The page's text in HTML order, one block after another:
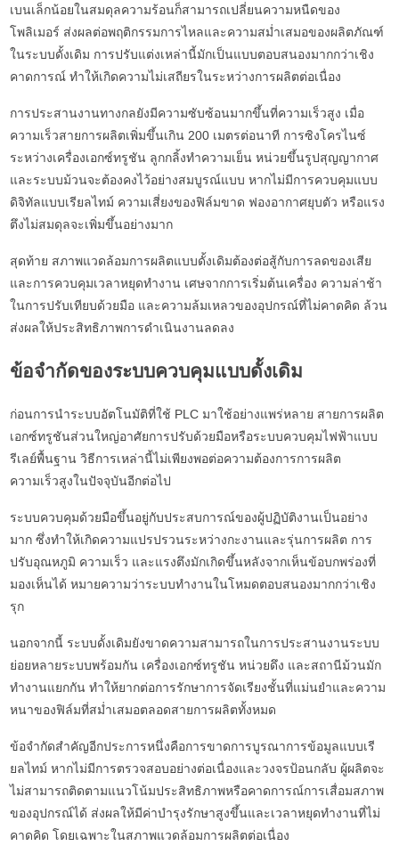
เบนเล็กน้อยในสมดุลความร้อนก็สามารถเปลี่ยนความหนืดของ
โพลิเมอร์ ส่งผลต่อพฤติกรรมการไหลและความสม่ำเสมอของผลิตภัณฑ์
ในระบบดั้งเดิม การปรับแต่งเหล่านี้มักเป็นแบบตอบสนองมากกว่าเชิง
คาดการณ์ ทำให้เกิดความไม่เสถียรในระหว่างการผลิตต่อเนื่อง
การประสานงานทางกลยังมีความซับซ้อนมากขึ้นที่ความเร็วสูง เมื่อ
ความเร็วสายการผลิตเพิ่มขึ้นเกิน 200 เมตรต่อนาที การซิงโครไนซ์
ระหว่างเครื่องเอกซ์ทรูชัน ลูกกลิ้งทำความเย็น หน่วยขึ้นรูปสุญญากาศ
และระบบม้วนจะต้องคงไว้อย่างสมบูรณ์แบบ หากไม่มีการควบคุมแบบ
ดิจิทัลแบบเรียลไทม์ ความเสี่ยงของฟิล์มขาด ฟองอากาศยุบตัว หรือแรง
ตึงไม่สมดุลจะเพิ่มขึ้นอย่างมาก
สุดท้าย สภาพแวดล้อมการผลิตแบบดั้งเดิมต้องต่อสู้กับการลดของเสีย
และการควบคุมเวลาหยุดทำงาน เศษจากการเริ่มต้นเครื่อง ความล่าช้า
ในการปรับเทียบด้วยมือ และความล้มเหลวของอุปกรณ์ที่ไม่คาดคิด ล้วน
ส่งผลให้ประสิทธิภาพการดำเนินงานลดลง
ข้อจำกัดของระบบควบคุมแบบดั้งเดิม
ก่อนการนำระบบอัตโนมัติที่ใช้ PLC มาใช้อย่างแพร่หลาย สายการผลิต
เอกซ์ทรูชันส่วนใหญ่อาศัยการปรับด้วยมือหรือระบบควบคุมไฟฟ้าแบบ
รีเลย์พื้นฐาน วิธีการเหล่านี้ไม่เพียงพอต่อความต้องการการผลิต
ความเร็วสูงในปัจจุบันอีกต่อไป
ระบบควบคุมด้วยมือขึ้นอยู่กับประสบการณ์ของผู้ปฏิบัติงานเป็นอย่าง
มาก ซึ่งทำให้เกิดความแปรปรวนระหว่างกะงานและรุ่นการผลิต การ
ปรับอุณหภูมิ ความเร็ว และแรงตึงมักเกิดขึ้นหลังจากเห็นข้อบกพร่องที่
มองเห็นได้ หมายความว่าระบบทำงานในโหมดตอบสนองมากกว่าเชิง
รุก
นอกจากนี้ ระบบดั้งเดิมยังขาดความสามารถในการประสานงานระบบ
ย่อยหลายระบบพร้อมกัน เครื่องเอกซ์ทรูชัน หน่วยดึง และสถานีม้วนมัก
ทำงานแยกกัน ทำให้ยากต่อการรักษาการจัดเรียงชั้นที่แม่นยำและความ
หนาของฟิล์มที่สม่ำเสมอตลอดสายการผลิตทั้งหมด
ข้อจำกัดสำคัญอีกประการหนึ่งคือการขาดการบูรณาการข้อมูลแบบเรี
ยลไทม์ หากไม่มีการตรวจสอบอย่างต่อเนื่องและวงจรป้อนกลับ ผู้ผลิตจะ
ไม่สามารถติดตามแนวโน้มประสิทธิภาพหรือคาดการณ์การเสื่อมสภาพ
ของอุปกรณ์ได้ ส่งผลให้มีค่าบำรุงรักษาสูงขึ้นและเวลาหยุดทำงานที่ไม่
คาดคิด โดยเฉพาะในสภาพแวดล้อมการผลิตต่อเนื่อง